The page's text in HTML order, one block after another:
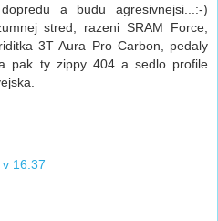
a budu agresivnejsi...:-)
stred, razeni SRAM Force,
3T Aura Pro Carbon, pedaly
pak ty zippy 404 a sedlo profile
16:37